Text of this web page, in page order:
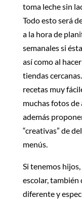
toma leche sin
Todo esto será
a la hora de
semanales si
así como al
tiendas
recetas muy
muchas fotos de
además
“creativas” de
menús.
Si tenemos
escolar,
diferente y